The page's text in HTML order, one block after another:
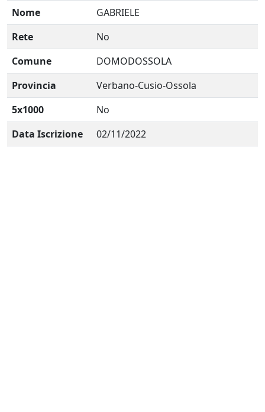
Nome
GABRIELE
Rete
No
Comune
DOMODOSSOLA
Provincia
Verbano-Cusio-Ossola
5x1000
No
Data Iscrizione
02/11/2022